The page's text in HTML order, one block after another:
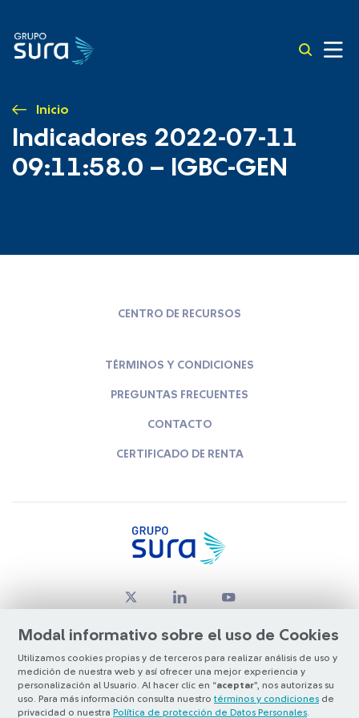
Inicio
Indicadores 2022-07-11
09:11:58.0 – IGBC-GEN
Modal informativo sobre el uso de Cookies
Utilizamos cookies propias y de terceros para realizar análisis de uso y
medición de nuestra web y así ofrecer una mejor experiencia y
personalización al Usuario. Al hacer clic en “aceptar”, nos autorizas su
uso. Para más información consulta nuestro términos y condiciones de
privacidad o nuestra Política de protección de Datos Personales
CENTRO DE RECURSOS
TÉRMINOS Y CONDICIONES
PREGUNTAS FRECUENTES
CONTACTO
CERTIFICADO DE RENTA
© Copyright Grupo SURA 2026